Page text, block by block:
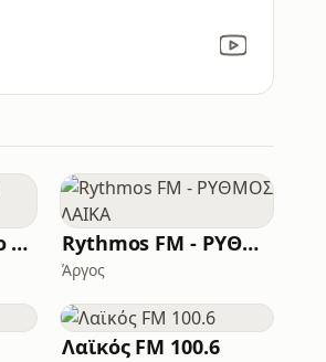
Elliniko Fenomeno Webradio Rythmos FM - ΡΥΘΜΟΣ ΛΑΙΚΑ
Άργος
Λαϊκός FM 100.6